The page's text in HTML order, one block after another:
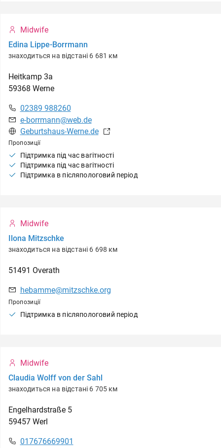
Midwife
Edina Lippe-Borrmann
знаходиться на відстані 6 681 км
Heitkamp 3a
59368 Werne
02389 988260
e-borrmann@web.de
Geburtshaus-Werne.de
Пропозиції
Підтримка під час вагітності
Підтримка під час вагітності
Підтримка в післяпологовий період
Midwife
Ilona Mitzschke
знаходиться на відстані 6 698 км
51491 Overath
hebamme@mitzschke.org
Пропозиції
Підтримка в післяпологовий період
Midwife
Claudia Wolff von der Sahl
знаходиться на відстані 6 705 км
Engelhardstraße 5
59457 Werl
017676669901